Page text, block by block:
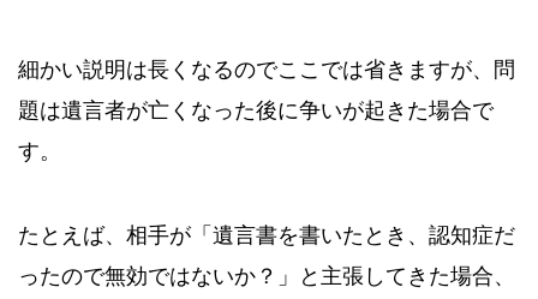
細かい説明は長くなるのでここでは省きますが、問
題は遺言者が亡くなった後に争いが起きた場合で
す。
たとえば、相手が「遺言書を書いたとき、認知症だ
ったので無効ではないか？」と主張してきた場合、